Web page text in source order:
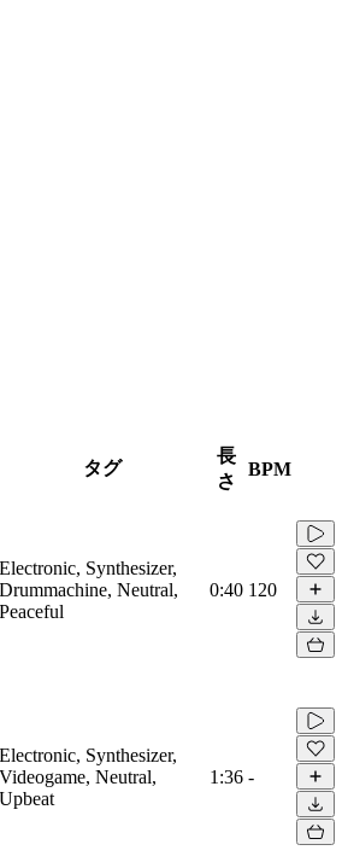
タグ
長
さ
BPM
Electronic, Synthesizer,
Drummachine, Neutral,
Peaceful
0:40 120
Electronic, Synthesizer,
Videogame, Neutral,
Upbeat
1:36 -